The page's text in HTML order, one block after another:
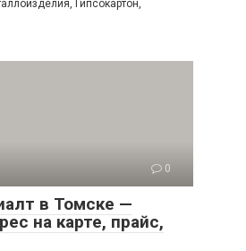
Гипсокартон,
0
в Томске —
на карте, прайс,